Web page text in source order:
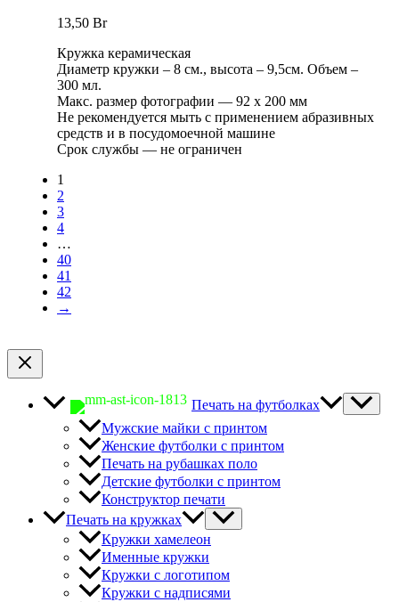
13,50 Br
Кружка керамическая
Диаметр кружки – 8 см., высота – 9,5см. Объем –
300 мл.
Макс. размер фотографии ― 92 х 200 мм
Не рекомендуется мыть с применением абразивных
средств и в посудомоечной машине
Срок службы ― не ограничен
1
2
3
4
…
40
41
42
→
Печать на футболках
Мужские майки с принтом
Женские футболки с принтом
Печать на рубашках поло
Детские футболки с принтом
Конструктор печати
Печать на кружках
Кружки хамелеон
Именные кружки
Кружки с логотипом
Кружки с надписями